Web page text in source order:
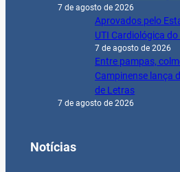
Brasil & Mundo
Cinema & Entretenimento